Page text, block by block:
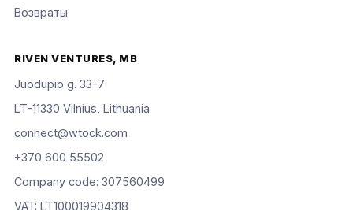
Возвраты
RIVEN VENTURES, MB
Juodupio g. 33-7
LT-11330 Vilnius, Lithuania
connect@wtock.com
+370 600 55502
Company code: 307560499
VAT: LT100019904318